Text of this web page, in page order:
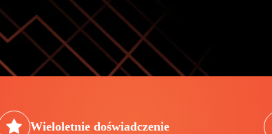
Wieloletnie doświadczenie